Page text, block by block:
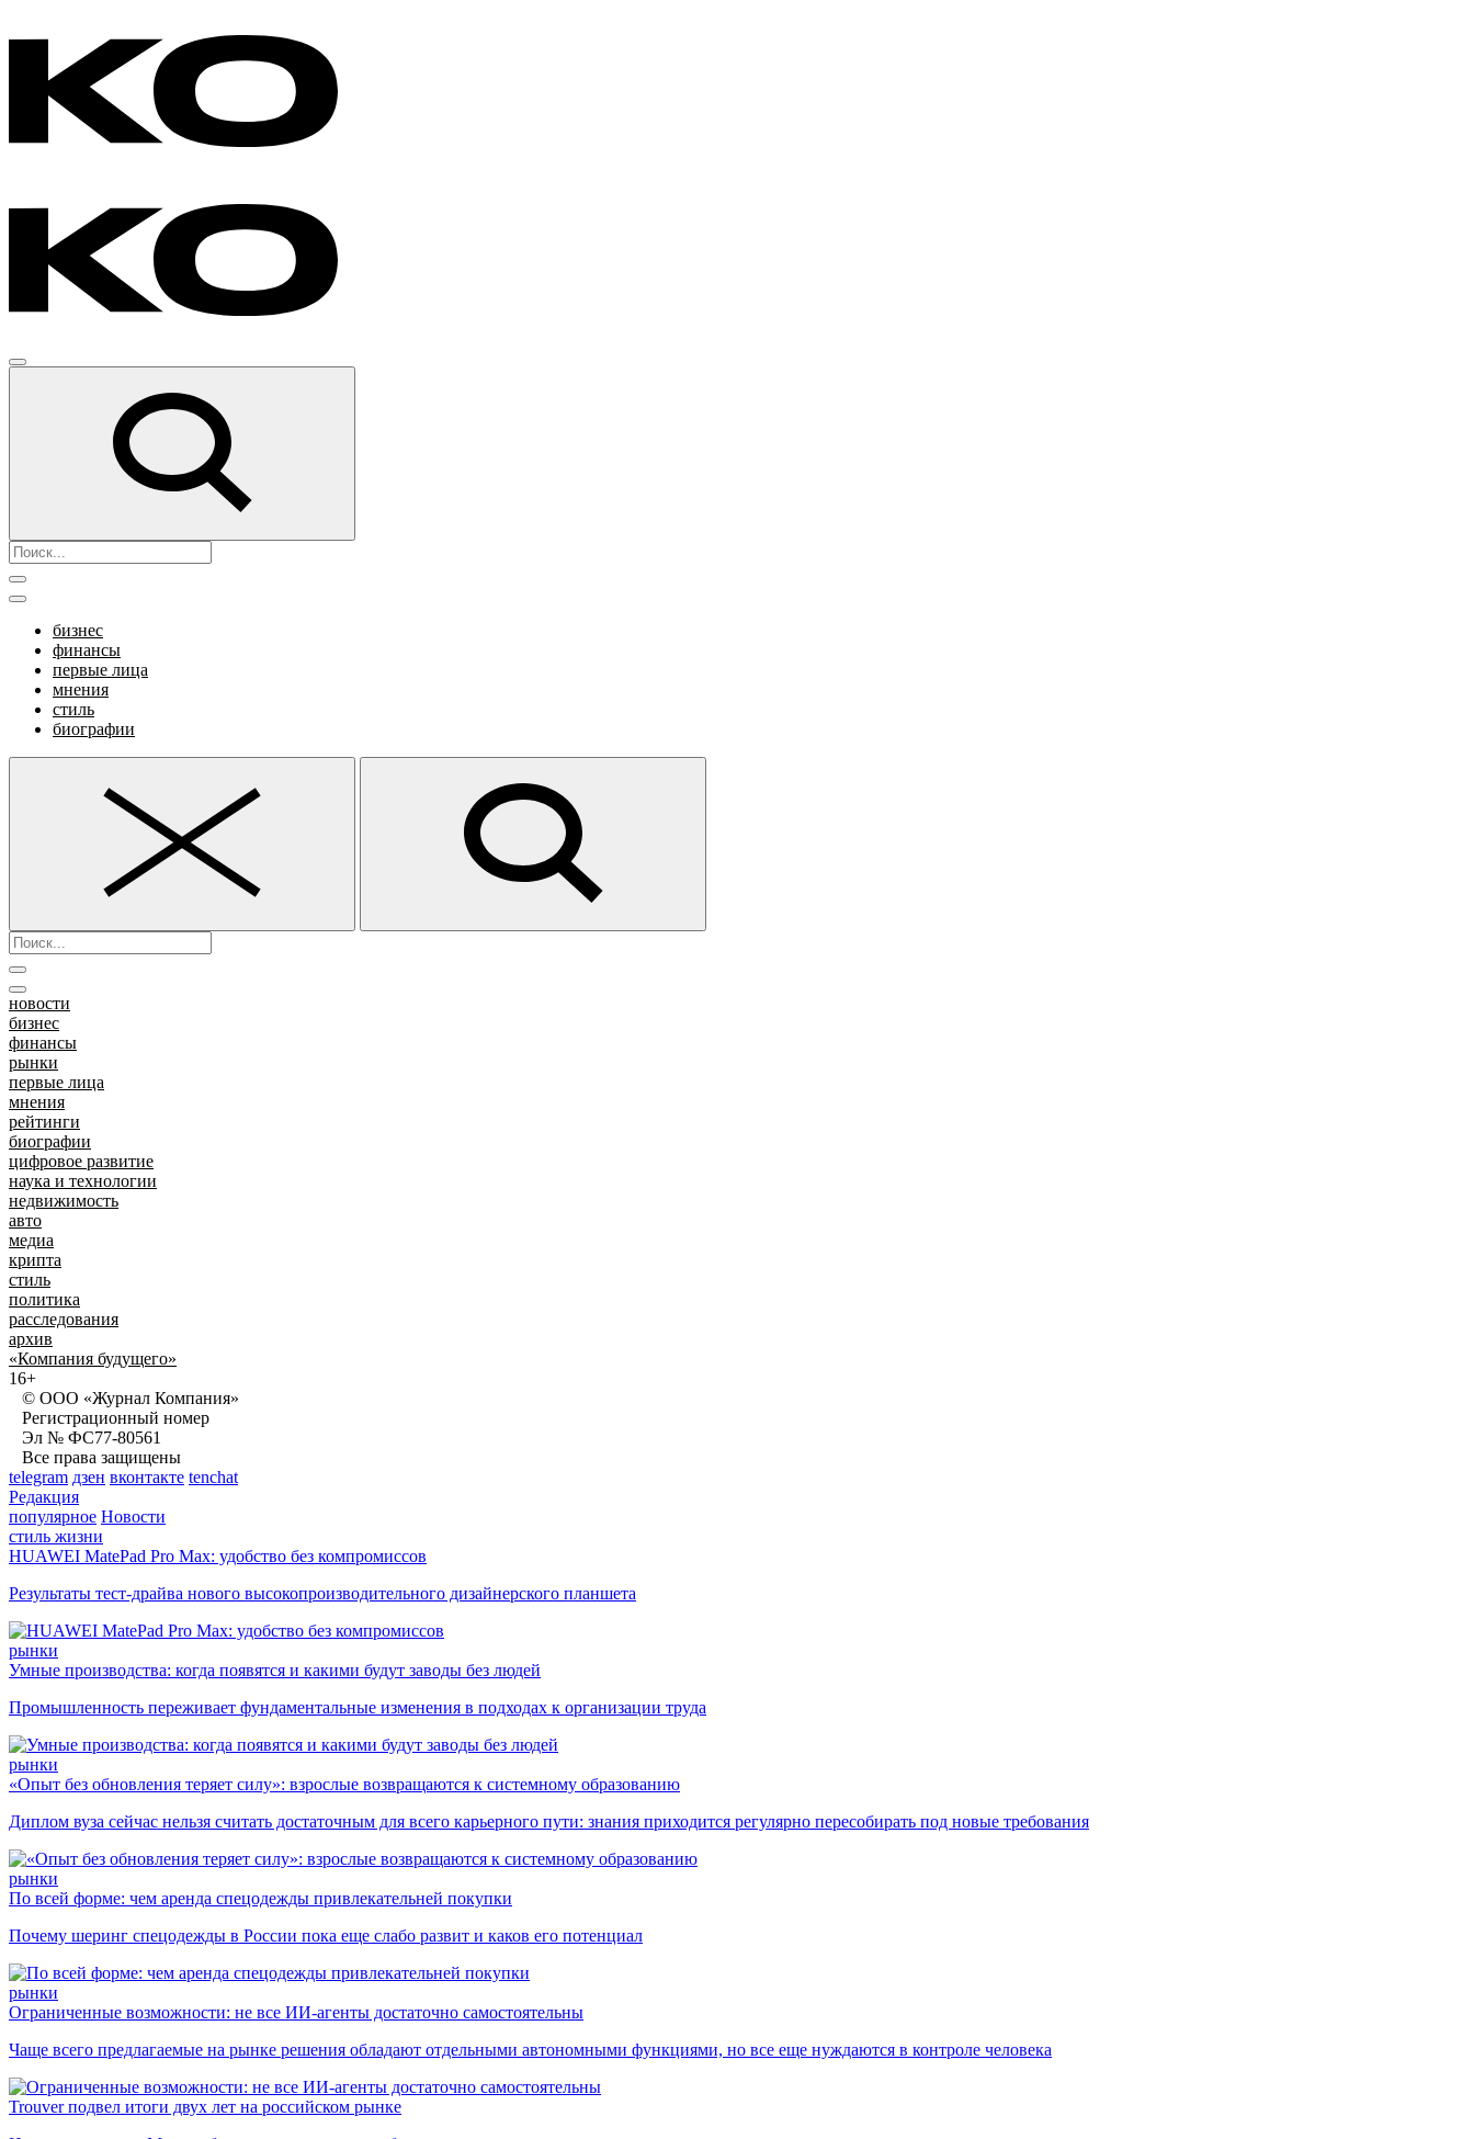
бизнес
финансы
первые лица
мнения
стиль
биографии
новости
бизнес
финансы
рынки
первые лица
мнения
рейтинги
биографии
цифровое развитие
наука и технологии
недвижимость
авто
медиа
крипта
стиль
политика
расследования
архив
«Компания будущего»
16+
© ООО «Журнал Компания»
Регистрационный номер
Эл № ФС77-80561
Все права защищены
telegram дзен вконтакте tenchat
Редакция
популярное Новости
стиль жизни
HUAWEI MatePad Pro Max: удобство без компромиссов
Результаты тест-драйва нового высокопроизводительного дизайнерского планшета
рынки
Умные производства: когда появятся и какими будут заводы без людей
Промышленность переживает фундаментальные изменения в подходах к организации труда
рынки
«Опыт без обновления теряет силу»: взрослые возвращаются к системному образованию
Диплом вуза сейчас нельзя считать достаточным для всего карьерного пути: знания приходится регулярно пересобирать под новые требования
рынки
По всей форме: чем аренда спецодежды привлекательней покупки
Почему шеринг спецодежды в России пока еще слабо развит и каков его потенциал
рынки
Ограниченные возможности: не все ИИ-агенты достаточно самостоятельны
Чаще всего предлагаемые на рынке решения обладают отдельными автономными функциями, но все еще нуждаются в контроле человека
Trouver подвел итоги двух лет на российском рынке